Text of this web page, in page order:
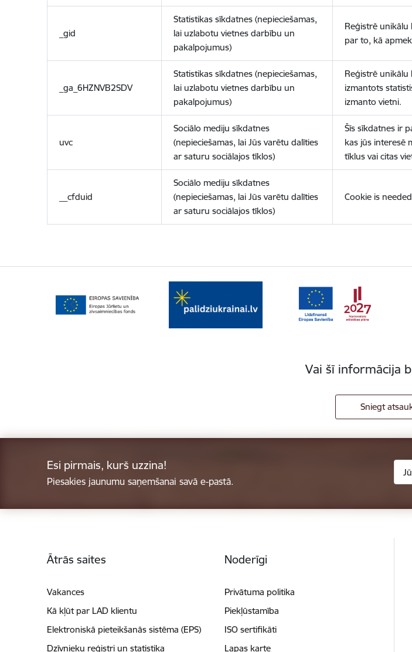
_gid
Statistikas sīkdatnes (nepieciešamas,
lai uzlabotu vietnes darbību un
pakalpojumus)
Reģistrē unikālu
par to, kā
_ga_6HZNVB2SDV
Statistikas sīkdatnes (nepieciešamas,
lai uzlabotu vietnes darbību un
pakalpojumus)
Reģistrē unikālu
izmantots
izmanto vietni.
uvc
Sociālo mediju sīkdatnes
(nepieciešamas, lai Jūs varētu dalīties
ar saturu sociālajos tīklos)
Šīs sīkdatnes ir
kas jūs interesē
tīklus vai citas
__cfduid
Sociālo mediju sīkdatnes
(nepieciešamas, lai Jūs varētu dalīties
ar saturu sociālajos tīklos)
Cookie is
Vai šī informācija
Sniegt
Esi pirmais, kurš uzzina!
Piesakies jaunumu saņemšanai savā e-pastā.
Ātrās saites
Vakances
Kā kļūt par LAD klientu
Elektroniskā pieteikšanās sistēma (EPS)
Dzīvnieku reģistri un statistika
Noderīgi
Privātuma politika
Piekļūstamība
ISO sertifikāti
Lapas karte